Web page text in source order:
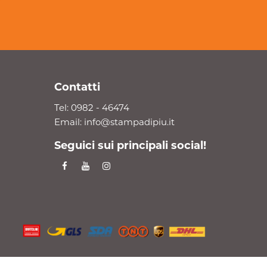
Contatti
Tel: 0982 - 46474
Email: info@stampadipiu.it
Seguici sui principali social!